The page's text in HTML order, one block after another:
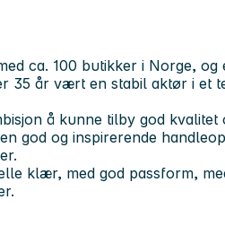
ca. 100 butikker i Norge, og
35 år vært en stabil aktør i et
å kunne tilby god kvalitet
god og inspirerende
klær, med god passform,